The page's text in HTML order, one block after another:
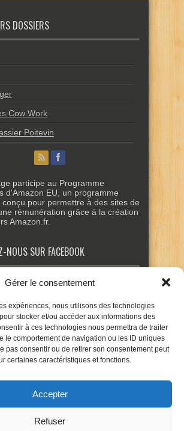
Gérer le consentement
expériences, nous utilisons des technologies
stocker et/ou accéder aux informations des
à ces technologies nous permettra de traiter
le comportement de navigation ou les ID uniques
pas consentir ou de retirer son consentement peut
certaines caractéristiques et fonctions.
Accepter
Refuser
DOSSIERS
Cow Work
Poitevin
participe au Programme
d'Amazon EU, un programme
conçu pour permettre à des sites de
rémunération grâce à la création
Amazon.fr.
NOUS SUR FACEBOOK